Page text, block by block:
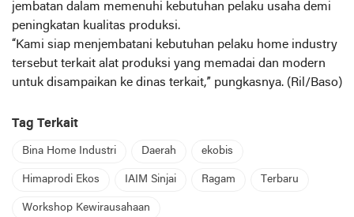
jembatan dalam memenuhi kebutuhan pelaku usaha demi
peningkatan kualitas produksi.
“Kami siap menjembatani kebutuhan pelaku home industry
tersebut terkait alat produksi yang memadai dan modern
untuk disampaikan ke dinas terkait,” pungkasnya. (Ril/Baso)
Tag Terkait
Bina Home Industri Daerah ekobis
Himaprodi Ekos IAIM Sinjai Ragam Terbaru
Workshop Kewirausahaan